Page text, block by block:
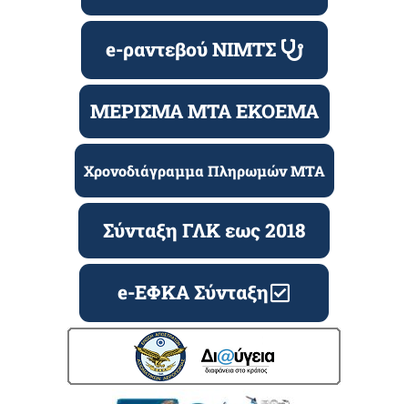
e-ραντεβού ΝΙΜΤΣ
ΜΕΡΙΣΜΑ ΜΤΑ ΕΚΟΕΜΑ
Χρονοδιάγραμμα Πληρωμών ΜΤΑ
Σύνταξη ΓΛΚ εως 2018
e-ΕΦΚΑ Σύνταξη